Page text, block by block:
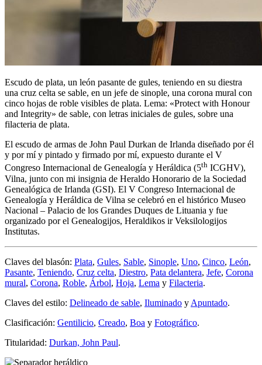
Escudo de plata, un león pasante de gules, teniendo en su diestra
una cruz celta se sable, en un jefe de sinople, una corona mural con
cinco hojas de roble visibles de plata. Lema: «Protect with Honour
and Integrity» de sable, con letras iniciales de gules, sobre una
filacteria de plata.
El escudo de armas de John Paul Durkan de Irlanda diseñado por él
y por mí y pintado y firmado por mí, expuesto durante el V
Congreso Internacional de Genealogía y Heráldica (5th ICGHV),
Vilna, junto con mi insignia de Heraldo Honorario de la Sociedad
Genealógica de Irlanda (GSI). El V Congreso Internacional de
Genealogía y Heráldica de Vilna se celebró en el histórico Museo
Nacional – Palacio de los Grandes Duques de Lituania y fue
organizado por el Genealogijos, Heraldikos ir Veksilologijos
Institutas.
Claves del blasón: Plata, Gules, Sable, Sinople, Uno, Cinco, León,
Pasante, Teniendo, Cruz celta, Diestro, Pata delantera, Jefe, Corona
mural, Corona, Roble, Árbol, Hoja, Lema y Filacteria.
Claves del estilo: Delineado de sable, Iluminado y Apuntado.
Clasificación: Gentilicio, Creado, Boa y Fotográfico.
Titularidad: Durkan, John Paul.